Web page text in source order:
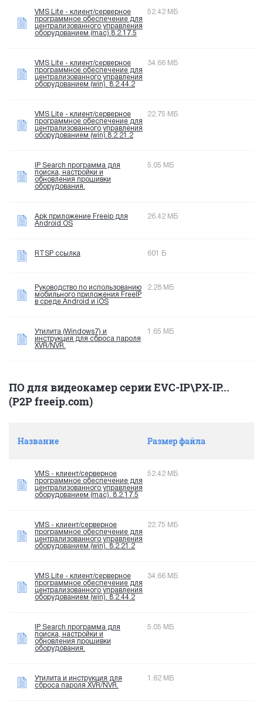
VMS Lite - клиент/серверное
программное обеспечение для
централизованного управления
оборудованием (mac).8.2.17.5
52.42 МБ
VMS Lite - клиент/серверное
программное обеспечение для
централизованного управления
оборудованием (win). 8.2.44.2
34.66 МБ
VMS Lite - клиент/серверное
программное обеспечение для
централизованного управления
оборудованием (win).8.2.21.2
22.75 МБ
IP Search программа для
поиска, настройки и
обновления прошивки
оборудования.
5.05 МБ
Apk приложение Freeip для
Android OS
26.42 МБ
RTSP ссылка 601 Б
Руководство по использованию
мобильного приложения FreeIP
в среде Android и iOS
2.28 МБ
Утилита (Windows7) и
инструкция для сброса пароля
XVR/NVR.
1.65 МБ
ПО для видеокамер серии EVC-IP\PX-IP...
(P2P freeip.com)
Название Размер файла
VMS - клиент/серверное
программное обеспечение для
централизованного управления
оборудованием (mac). 8.2.17.5
52.42 МБ
VMS - клиент/серверное
программное обеспечение для
централизованного управления
оборудованием (win). 8.2.21.2
22.75 МБ
VMS Lite - клиент/серверное
программное обеспечение для
централизованного управления
оборудованием (win). 8.2.44.2
34.66 МБ
IP Search программа для
поиска, настройки и
обновления прошивки
оборудования.
5.05 МБ
Утилита и инструкция для
сброса пароля XVR/NVR.
1.62 МБ